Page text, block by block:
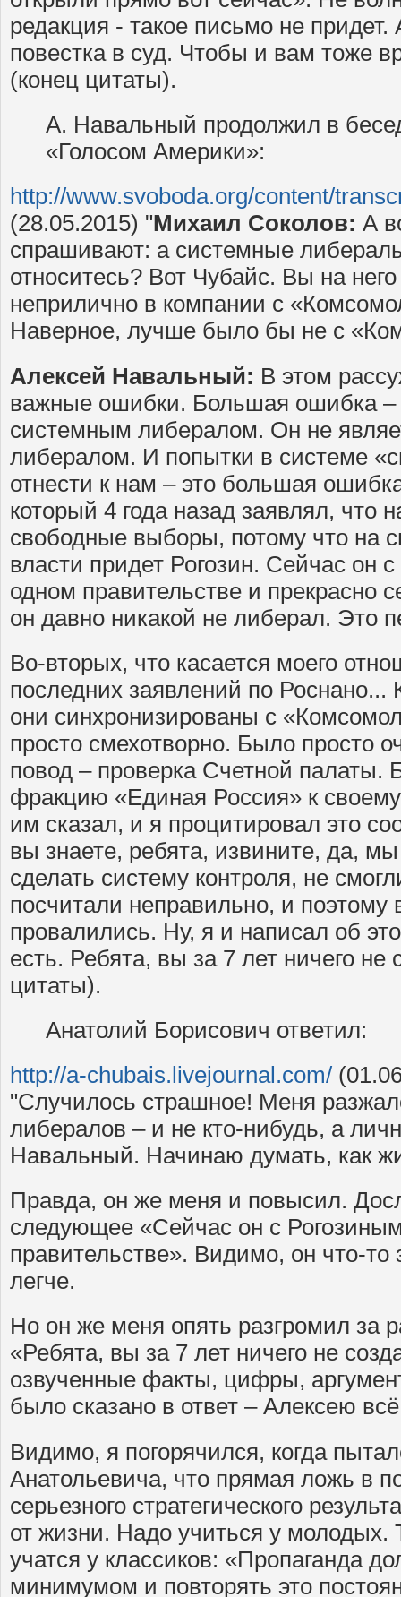
редакция - такое письмо не придет.
повестка в суд. Чтобы и вам тоже
(конец цитаты).
А. Навальный продолжил в
«Голосом Америки»:
http://www.svoboda.org/content/
(28.05.2015) "Михаил Соколов: А
спрашивают: а системные
относитесь? Вот Чубайс. Вы на
неприлично в компании с
Наверное, лучше было бы не с
Алексей Навальный: В этом
важные ошибки. Большая ошибка –
системным либералом. Он не
либералом. И попытки в системе
отнести к нам – это большая
который 4 года назад заявлял, что
свободные выборы, потому что на
власти придет Рогозин. Сейчас он
одном правительстве и прекрасно
он давно никакой не либерал. Это
Во-вторых, что касается моего
последних заявлений по Роснано...
они синхронизированы с
просто смехотворно. Было просто
повод – проверка Счетной палаты.
фракцию «Единая Россия» к
им сказал, и я процитировал это
вы знаете, ребята, извините, да,
сделать систему контроля, не
посчитали неправильно, и поэтому
провалились. Ну, я и написал об
есть. Ребята, вы за 7 лет ничего не
цитаты).
Анатолий Борисович ответил:
http://a-chubais.livejournal.com/
"Случилось страшное! Меня
либералов – и не кто-нибудь, а
Навальный. Начинаю думать, как
Правда, он же меня и повысил.
следующее «Сейчас он с
правительстве». Видимо, он что-то
легче.
Но он же меня опять разгромил за
«Ребята, вы за 7 лет ничего не
озвученные факты, цифры,
было сказано в ответ – Алексею
Видимо, я погорячился, когда
Анатольевича, что прямая ложь в
серьезного стратегического
от жизни. Надо учиться у молодых.
учатся у классиков: «Пропаганда
минимумом и повторять это